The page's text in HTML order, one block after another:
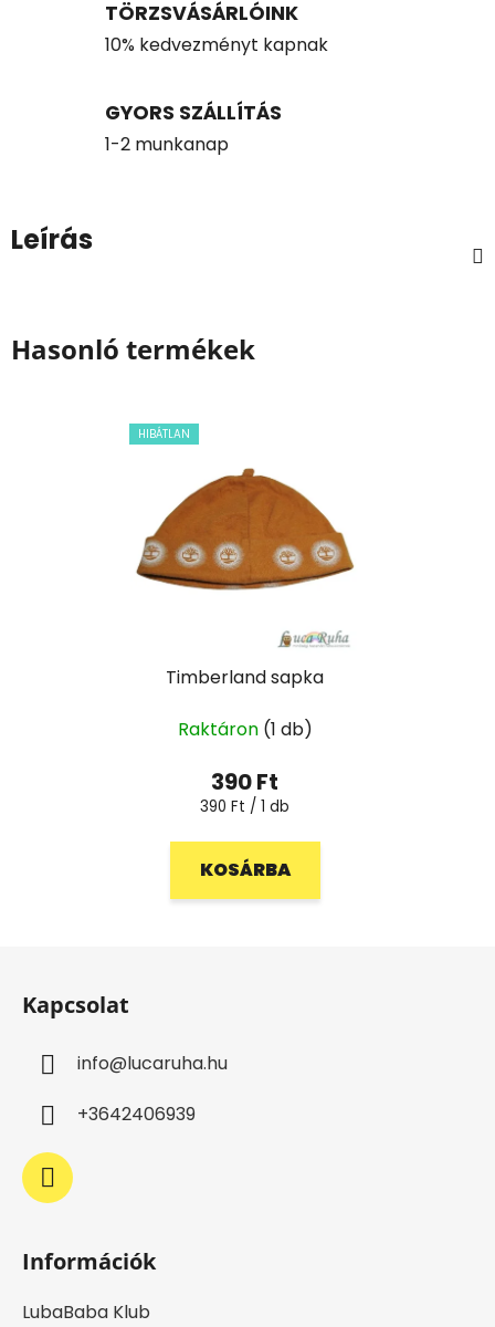
TÖRZSVÁSÁRLÓINK
10% kedvezményt kapnak
GYORS SZÁLLÍTÁS
1-2 munkanap
Leírás
Hasonló termékek
HIBÁTLAN
Timberland sapka
Raktáron (1 db)
390 Ft
Egységár:
390 Ft / 1 db
KOSÁRBA
Kapcsolat
info@lucaruha.hu
+3642406939
Információk
LubaBaba Klub